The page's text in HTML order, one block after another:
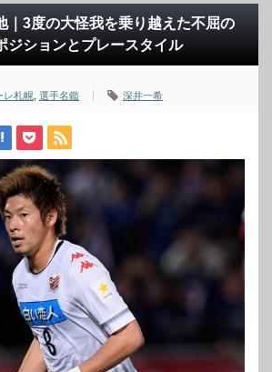
｜3度の大怪我を乗り越えた不屈の
ジションとプレースタイル
レ札幌 選手名鑑 深井一希